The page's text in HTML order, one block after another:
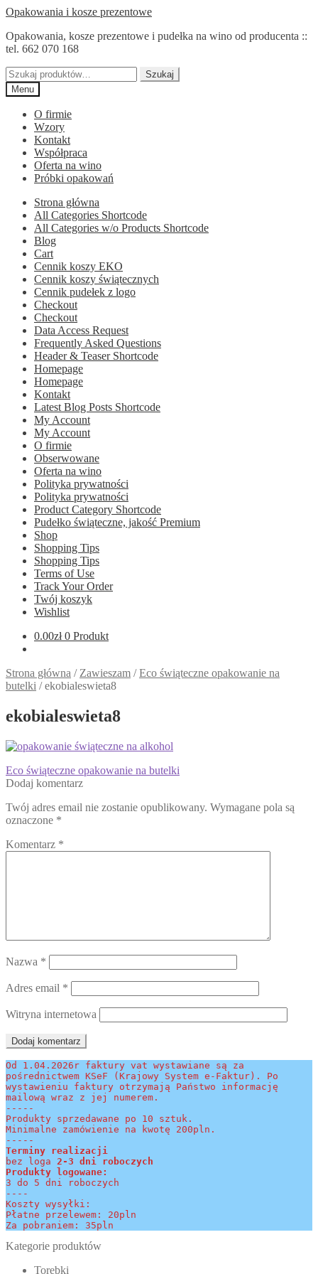
Przejdź
nawigacji
Przejdź
treści
Opakowania i kosze prezentowe
Opakowania, kosze prezentowe i pudełka na wino od producenta ::
tel. 662 070 168
Szukaj:
Szukaj
Menu
O firmie
Wzory
Kontakt
Współpraca
Oferta na wino
Próbki opakowań
Strona główna
All Categories Shortcode
All Categories w/o Products Shortcode
Blog
Cart
Cennik koszy EKO
Cennik koszy świątecznych
Cennik pudełek z logo
Checkout
Checkout
Data Access Request
Frequently Asked Questions
Header & Teaser Shortcode
Homepage
Homepage
Kontakt
Latest Blog Posts Shortcode
My Account
My Account
O firmie
Obserwowane
Oferta na wino
Polityka prywatności
Polityka prywatności
Product Category Shortcode
Pudełko świąteczne, jakość Premium
Shop
Shopping Tips
Shopping Tips
Terms of Use
Track Your Order
Twój koszyk
Wishlist
0.00zł 0 Produkt
Strona główna / Zawieszam /Eco świąteczne opakowanie na
butelki /ekobialeswieta8
ekobialeswieta8
Nawigacja
wpisu
Poprzedni
wpis:
Eco świąteczne opakowanie na butelki
Dodaj komentarz
Twój adres email nie zostanie opublikowany. Wymagane pola są
oznaczone *
Komentarz *
Nazwa *
Adres email *
Witryna internetowa
Od 1.04.2026r faktury vat wystawiane są za
pośrednictwem KSeF (Krajowy System e-Faktur). Po
wystawieniu faktury otrzymają Państwo informację
mailową wraz z jej numerem.
-----
Produkty sprzedawane po 10 sztuk.
Minimalne zamówienie na kwotę 200pln.
-----
Terminy realizacji
bez loga 2-3 dni roboczych
Produkty logowane:
3 do 5 dni roboczych
----
Koszty wysyłki:
Płatne przelewem: 20pln
Za pobraniem: 35pln
Kategorie produktów
Torebki